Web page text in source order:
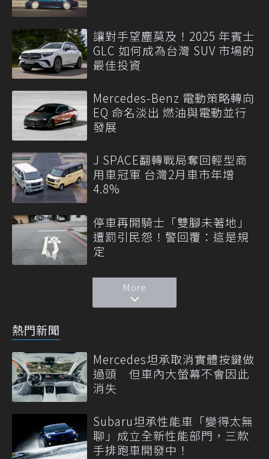
讓對手望塵莫及！2025 年賓士
GLC 如何成為台灣 SUV 市場的
最佳投資
Mercedes-Benz 電動策略轉向
EQ 命名淡出 燃油與電動並行
發展
J SPACE翻轉戰局奪回輕型商
用車冠軍 台灣2月車市年增
4.8%
停車再開騎士「雙腳未著地」
遭罰引民怨！警回覆：這是規
定
More
熱門新聞
Mercedes坦承取消實體按鍵做
過頭 但車內大螢幕不會因此
消失
Subaru坦承性能車「變得太無
聊」成立全新性能部門，三款
手排跑車開發中！